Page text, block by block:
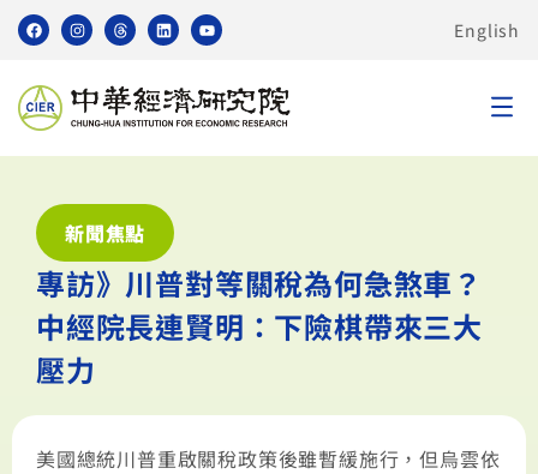
English
新聞焦點
專訪》川普對等關稅為何急煞車？
中經院長連賢明：下險棋帶來三大
壓力
美國總統川普重啟關稅政策後雖暫緩施行，但烏雲依